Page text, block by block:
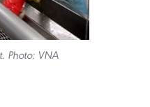
Photo: VNA